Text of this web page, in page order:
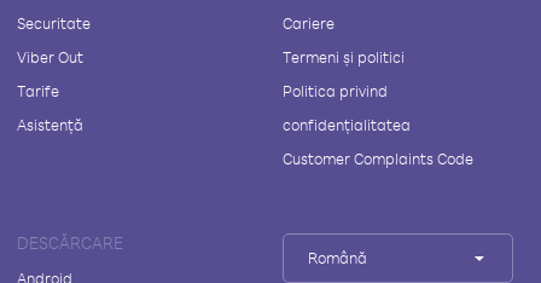
Securitate
Viber Out
Tarife
Asistență
Cariere
Termeni și politici
Politica privind
confidențialitatea
Customer Complaints Code
DESCĂRCARE
Android
Română